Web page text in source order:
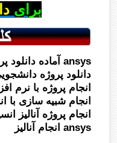
برای
آماده دانلود پروژه ansys
دانلود پروژه
انجام پروژه با نرم
انجام شبیه سازی با
انجام پروژه آنالیز
انجام آنالیز ansys